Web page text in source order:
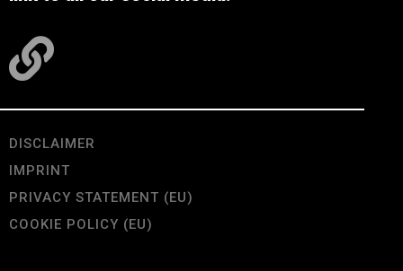
DISCLAIMER
IMPRINT
PRIVACY STATEMENT (EU)
COOKIE POLICY (EU)